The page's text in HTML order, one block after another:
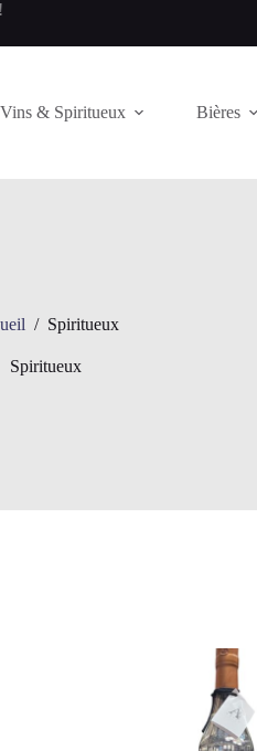
Vins & Spiritueux Bières
/ Spiritueux
Spiritueux